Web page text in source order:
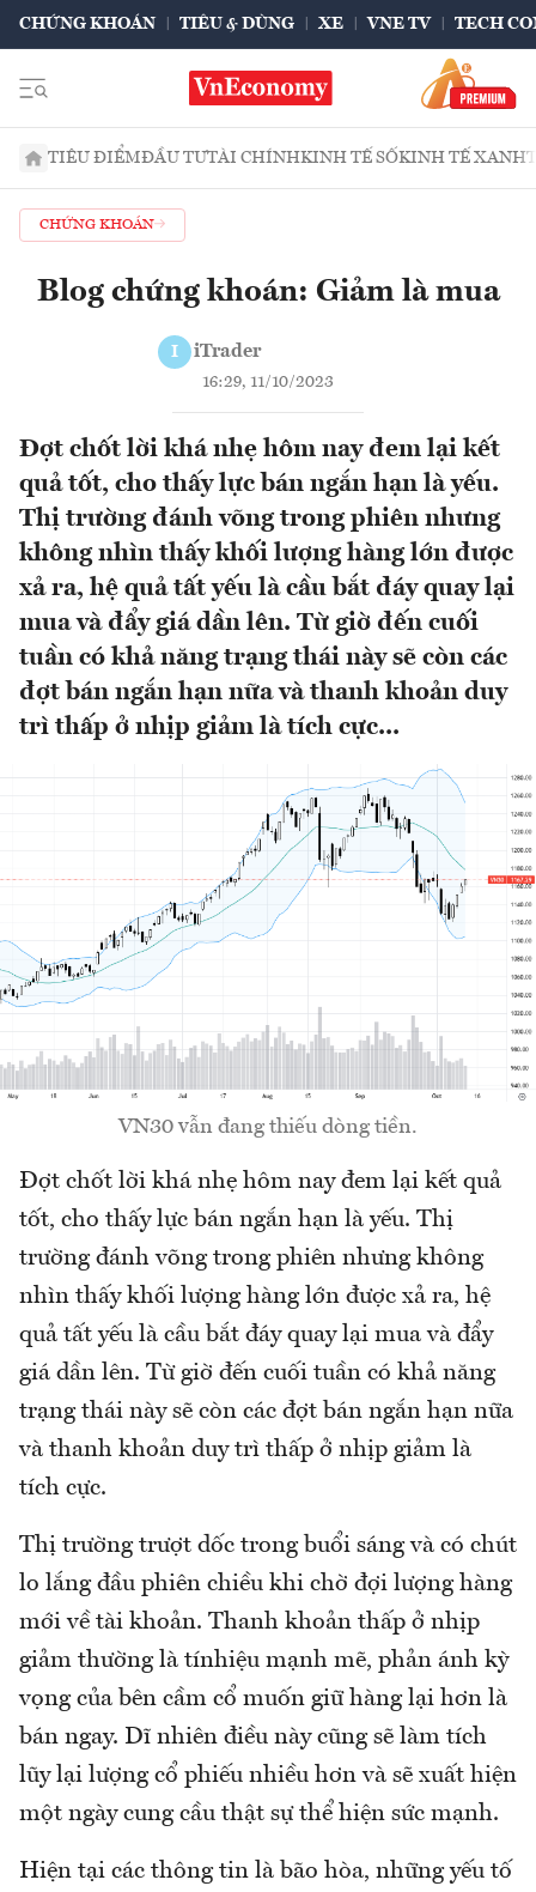
CHỨNG KHOÁN TIÊU & DÙNG XE VNE TV TECH
TIÊU ĐIỂMĐẦU TƯTÀI CHÍNHKINH TẾ SỐKINH TẾ XANH
CHỨNG KHOÁN
Blog chứng khoán: Giảm là mua
I iTrader
16:29, 11/10/2023
Đợt chốt lời khá nhẹ hôm nay đem lại kết
quả tốt, cho thấy lực bán ngắn hạn là yếu.
Thị trường đánh võng trong phiên nhưng
không nhìn thấy khối lượng hàng lớn được
xả ra, hệ quả tất yếu là cầu bắt đáy quay lại
mua và đẩy giá dần lên. Từ giờ đến cuối
tuần có khả năng trạng thái này sẽ còn các
đợt bán ngắn hạn nữa và thanh khoản duy
trì thấp ở nhịp giảm là tích cực...
VN30 vẫn đang thiếu dòng tiền.
Đợt chốt lời khá nhẹ hôm nay đem lại kết quả
tốt, cho thấy lực bán ngắn hạn là yếu. Thị
trường đánh võng trong phiên nhưng không
nhìn thấy khối lượng hàng lớn được xả ra, hệ
quả tất yếu là cầu bắt đáy quay lại mua và đẩy
giá dần lên. Từ giờ đến cuối tuần có khả năng
trạng thái này sẽ còn các đợt bán ngắn hạn nữa
và thanh khoản duy trì thấp ở nhịp giảm là
tích cực.
Thị trường trượt dốc trong buổi sáng và có chút
lo lắng đầu phiên chiều khi chờ đợi lượng hàng
mới về tài khoản. Thanh khoản thấp ở nhịp
giảm thường là tínhiệu mạnh mẽ, phản ánh kỳ
vọng của bên cầm cổ muốn giữ hàng lại hơn là
bán ngay. Dĩ nhiên điều này cũng sẽ làm tích
lũy lại lượng cổ phiếu nhiều hơn và sẽ xuất hiện
một ngày cung cầu thật sự thể hiện sức mạnh.
Hiện tại các thông tin là bão hòa, những yếu tố